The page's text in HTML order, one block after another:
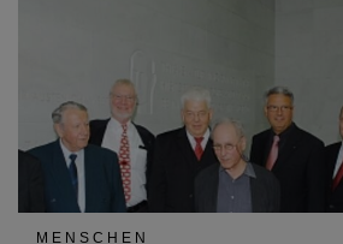
MENSCHEN